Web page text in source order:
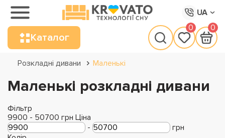
UA
Каталог
0 0
Розкладні дивани Маленькі
Маленькі розкладні дивани
Фільтр
9900 - 50700 грн Ціна
-
грн